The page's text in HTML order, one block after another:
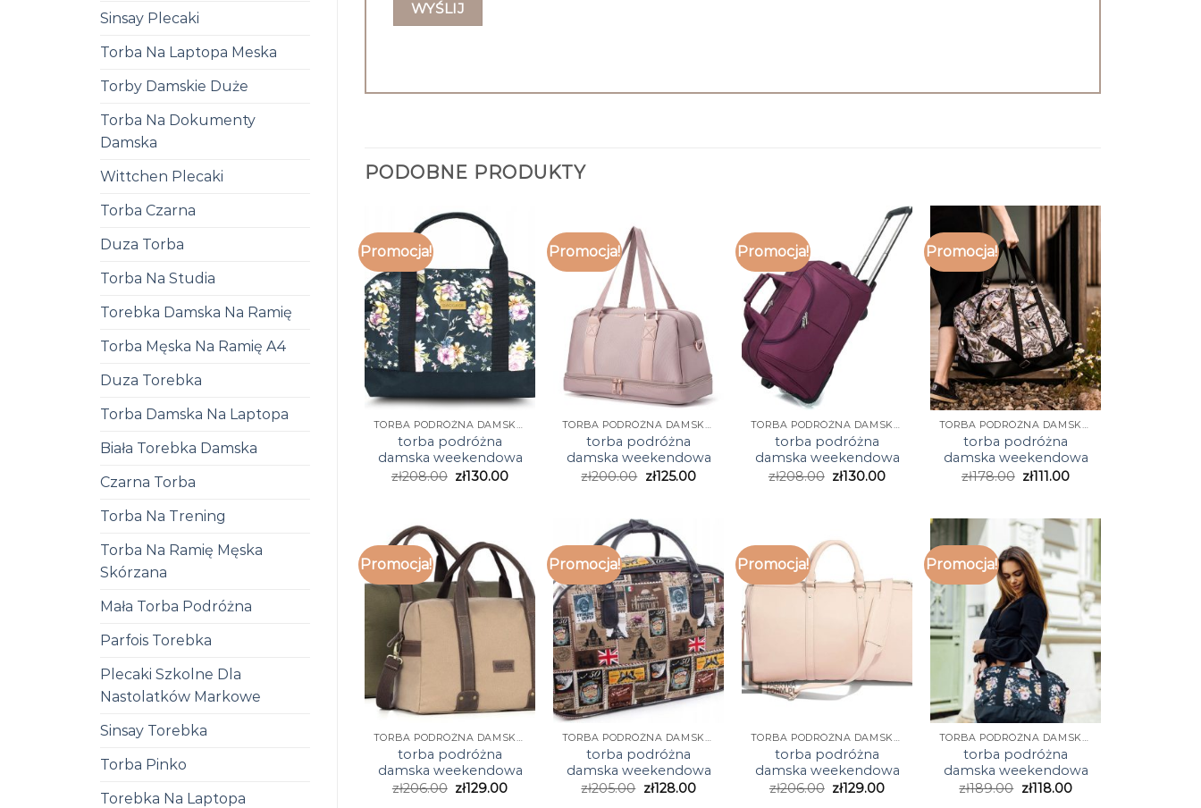
Sinsay Plecaki
Torba Na Laptopa Meska
Torby Damskie Duże
Torba Na Dokumenty
Damska
Wittchen Plecaki
Torba Czarna
Duza Torba
Torba Na Studia
Torebka Damska Na Ramię
Torba Męska Na Ramię A4
Duza Torebka
Torba Damska Na Laptopa
Biała Torebka Damska
Czarna Torba
Torba Na Trening
Torba Na Ramię Męska
Skórzana
Mała Torba Podróżna
Parfois Torebka
Plecaki Szkolne Dla
Nastolatków Markowe
Sinsay Torebka
Torba Pinko
Torebka Na Laptopa
PODOBNE PRODUKTY
Promocja!
TORBA PODRÓŻNA DAMSKA WEEKENDOWA
torba podróżna
damska weekendowa
zł208.00 zł130.00
Promocja!
TORBA PODRÓŻNA DAMSKA WEEKENDOWA
torba podróżna
damska weekendowa
zł200.00 zł125.00
Promocja!
TORBA PODRÓŻNA DAMSKA WEEKENDOWA
torba podróżna
damska weekendowa
zł208.00 zł130.00
Promocja!
TORBA PODRÓŻNA DAMSKA WEEKENDOWA
torba podróżna
damska weekendowa
zł178.00 zł111.00
Promocja!
TORBA PODRÓŻNA DAMSKA WEEKENDOWA
torba podróżna
damska weekendowa
zł206.00 zł129.00
Promocja!
TORBA PODRÓŻNA DAMSKA WEEKENDOWA
torba podróżna
damska weekendowa
zł205.00 zł128.00
Promocja!
TORBA PODRÓŻNA DAMSKA WEEKENDOWA
torba podróżna
damska weekendowa
zł206.00 zł129.00
Promocja!
TORBA PODRÓŻNA DAMSKA WEEKENDOWA
torba podróżna
damska weekendowa
zł189.00 zł118.00